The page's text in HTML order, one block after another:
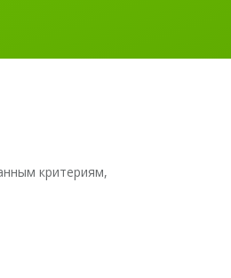
критериям,